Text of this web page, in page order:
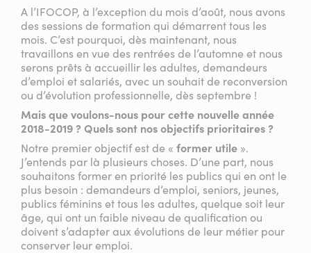
A l’IFOCOP, à l’exception du mois d’août, nous avons
des sessions de formation qui démarrent tous les
mois. C’est pourquoi, dès maintenant, nous
travaillons en vue des rentrées de l’automne et nous
serons prêts à accueillir les adultes, demandeurs
d’emploi et salariés, avec un souhait de reconversion
ou d’évolution professionnelle, dès septembre !
Mais que voulons-nous pour cette nouvelle année
2018-2019 ? Quels sont nos objectifs prioritaires ?
Notre premier objectif est de « former utile ».
J’entends par là plusieurs choses. D’une part, nous
souhaitons former en priorité les publics qui en ont le
plus besoin : demandeurs d’emploi, seniors, jeunes,
publics féminins et tous les adultes, quelque soit leur
âge, qui ont un faible niveau de qualification ou
doivent s’adapter aux évolutions de leur métier pour
conserver leur emploi.